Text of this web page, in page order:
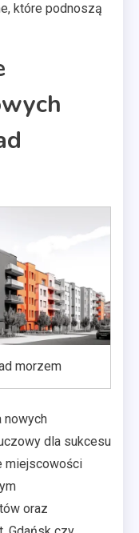
które podnoszą
morzem
nowych
dla sukcesu
miejscowości
oraz